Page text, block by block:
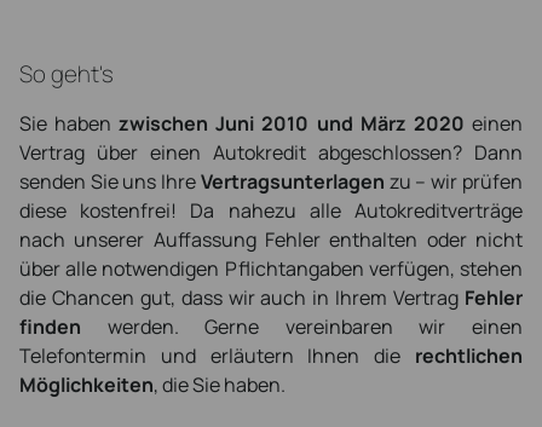
So geht's
Sie habenzwischen Juni 2010 und März 2020 einen
Vertrag über einen Autokredit abgeschlossen? Dann
senden Sie uns IhreVertragsunterlagen zu – wir prüfen
diese kostenfrei! Da nahezu alle Autokreditverträge
nach unserer Auffassung Fehler enthalten oder nicht
über alle notwendigen Pflichtangaben verfügen, stehen
die Chancen gut, dass wir auch in Ihrem Vertrag Fehler
finden werden. Gerne vereinbaren wir einen
Telefontermin und erläutern Ihnen die rechtlichen
Möglichkeiten, die Sie haben.